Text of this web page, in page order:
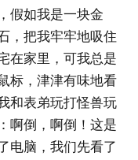
假如我是一块金
，把我牢牢地吸住
在家里，可我总是
标，津津有味地看
和表弟玩打怪兽玩
啊倒，啊倒！这是
电脑，我们先看了